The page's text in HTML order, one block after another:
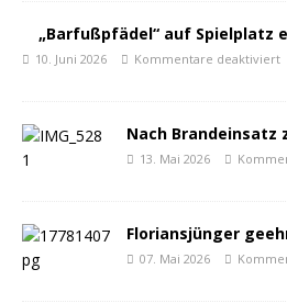
„Barfußpfädel“ auf Spielplatz
10. Juni 2026 Kommentare deaktiviert
Nach Brandeinsatz
13. Mai 2026
Floriansjünger
07. Mai 2026